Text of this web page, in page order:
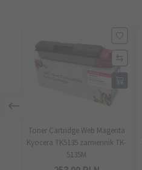
Toner Cartridge Web Magenta
Kyocera TK5135 zamiennik TK-
5135M